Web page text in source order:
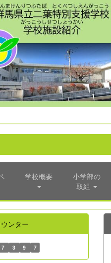
学校概要
小学部の
取組
ンター
7 3 9 7